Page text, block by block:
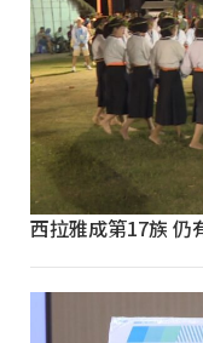
西拉雅成第17族 仍